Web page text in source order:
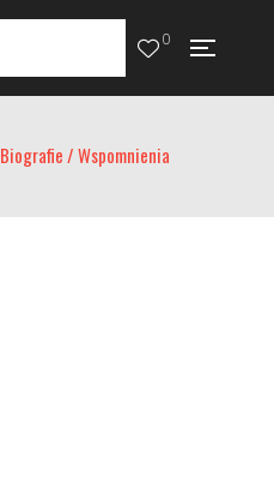
0
Biografie / Wspomnienia